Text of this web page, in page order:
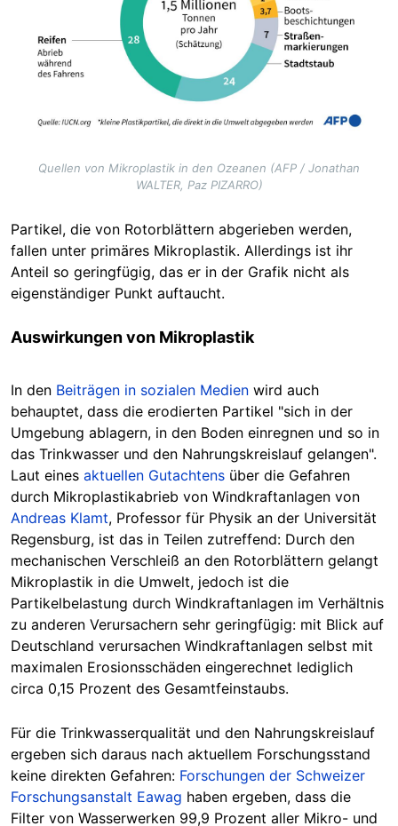
Quellen von Mikroplastik in den Ozeanen (AFP / Jonathan
WALTER, Paz PIZARRO)
Partikel, die von Rotorblättern abgerieben werden,
fallen unter primäres Mikroplastik. Allerdings ist ihr
Anteil so geringfügig, das er in der Grafik nicht als
eigenständiger Punkt auftaucht.
Auswirkungen von Mikroplastik
In den Beiträgen in sozialen Medien wird auch
behauptet, dass die erodierten Partikel "sich in der
Umgebung ablagern, in den Boden einregnen und so in
das Trinkwasser und den Nahrungskreislauf gelangen".
Laut eines aktuellen Gutachtens über die Gefahren
durch Mikroplastikabrieb von Windkraftanlagen von
Andreas Klamt, Professor für Physik an der Universität
Regensburg, ist das in Teilen zutreffend: Durch den
mechanischen Verschleiß an den Rotorblättern gelangt
Mikroplastik in die Umwelt, jedoch ist die
Partikelbelastung durch Windkraftanlagen im Verhältnis
zu anderen Verursachern sehr geringfügig: mit Blick auf
Deutschland verursachen Windkraftanlagen selbst mit
maximalen Erosionsschäden eingerechnet lediglich
circa 0,15 Prozent des Gesamtfeinstaubs.
Für die Trinkwasserqualität und den Nahrungskreislauf
ergeben sich daraus nach aktuellem Forschungsstand
keine direkten Gefahren: Forschungen der Schweizer
Forschungsanstalt Eawag haben ergeben, dass die
Filter von Wasserwerken 99,9 Prozent aller Mikro- und